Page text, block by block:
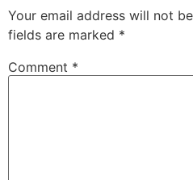
Your email address will not
fields are marked *
Comment *